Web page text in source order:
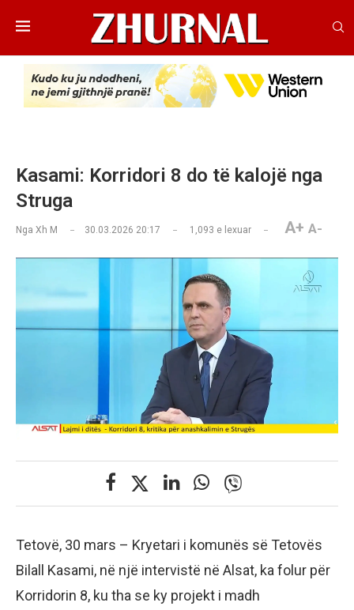
Kasami: Korridori 8 do të kalojë nga
Struga
Nga Xh M 30.03.2026 20:17 1,093 e lexuar A+ A-
Tetovë, 30 mars – Kryetari i komunës së Tetovës
Bilall Kasami, në një intervistë në Alsat, ka folur për
Korridorin 8, ku tha se ky projekt i madh